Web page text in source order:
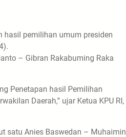
hasil pemilihan umum presiden
– Gibran Rakabuming Raka
Penetapan hasil Pemilihan
Daerah,” ujar Ketua KPU RI,
satu Anies Baswedan – Muhaimin